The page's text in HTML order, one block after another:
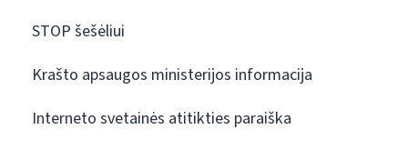
STOP šešėliui
Krašto apsaugos ministerijos informacija
Interneto svetainės atitikties paraiška